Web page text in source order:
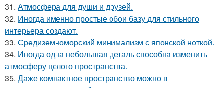
31. Атмосфера для души и друзей.
32. Иногда именно простые обои базу для стильного
интерьера создают.
33. Средиземноморский минимализм с японской ноткой.
34. Иногда одна небольшая деталь способна изменить
атмосферу целого пространства.
35. Даже компактное пространство можно в